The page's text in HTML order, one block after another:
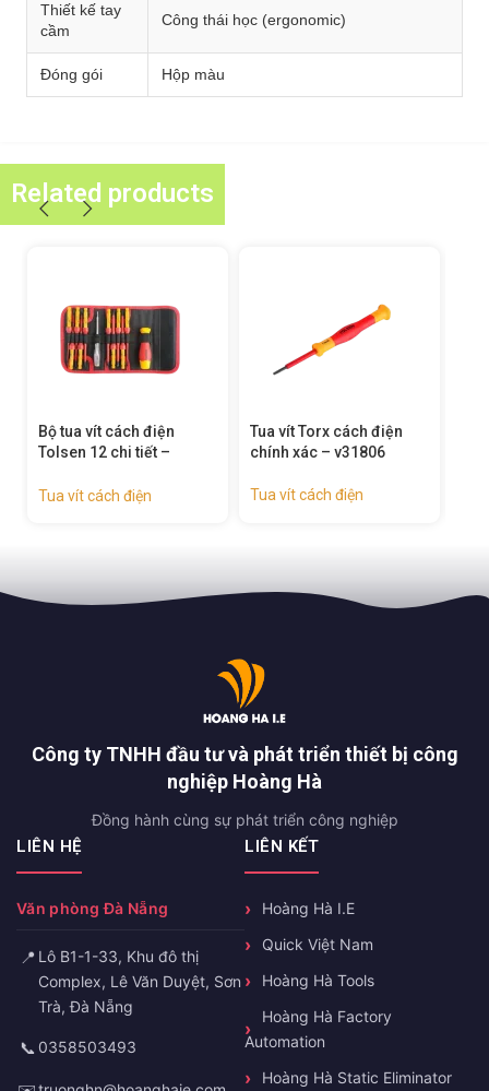
Thiết kế tay
cầm
Công thái học (ergonomic)
Đóng gói Hộp màu
Related products
Tua vít Torx cách điện
chính xác – v31806
Tua vít cách điện
Tua vít bake cách điện
chính xác – v31600
Tua vít cách điện
Công ty TNHH đầu tư và phát triển thiết bị công
nghiệp Hoàng Hà
Đồng hành cùng sự phát triển công nghiệp
LIÊN HỆ
Văn phòng Đà Nẵng
📍 Lô B1-1-33, Khu đô thị
Complex, Lê Văn Duyệt, Sơn
Trà, Đà Nẵng
📞 0358503493
LIÊN KẾT
Hoàng Hà I.E
Quick Việt Nam
Hoàng Hà Tools
Hoàng Hà Factory
Automation
Hoàng Hà Static Eliminator